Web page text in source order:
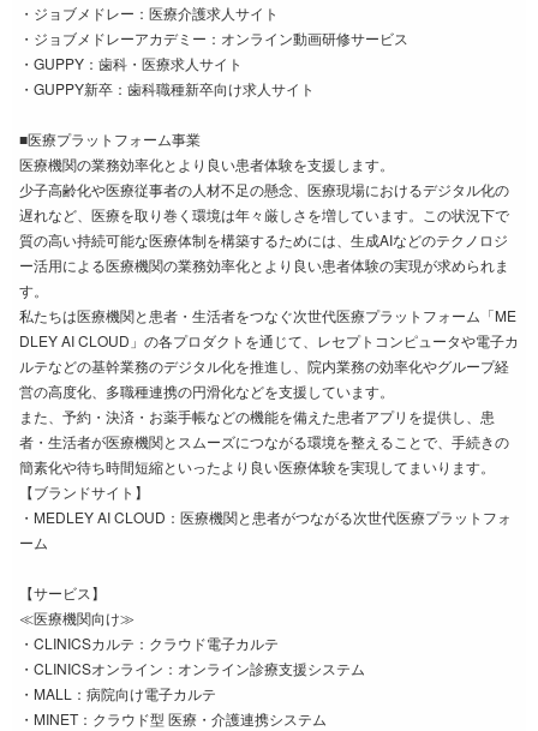
・ジョブメドレー：医療介護求人サイト
・ジョブメドレーアカデミー：オンライン動画研修サービス
・GUPPY：歯科・医療求人サイト
・GUPPY新卒：歯科職種新卒向け求人サイト
■医療プラットフォーム事業
医療機関の業務効率化とより良い患者体験を支援します。
少子高齢化や医療従事者の人材不足の懸念、医療現場におけるデジタル化の
遅れなど、医療を取り巻く環境は年々厳しさを増しています。この状況下で
質の高い持続可能な医療体制を構築するためには、生成AIなどのテクノロジ
ー活用による医療機関の業務効率化とより良い患者体験の実現が求められま
す。
私たちは医療機関と患者・生活者をつなぐ次世代医療プラットフォーム「ME
DLEY AI CLOUD」の各プロダクトを通じて、レセプトコンピュータや電子カ
ルテなどの基幹業務のデジタル化を推進し、院内業務の効率化やグループ経
営の高度化、多職種連携の円滑化などを支援しています。
また、予約・決済・お薬手帳などの機能を備えた患者アプリを提供し、患
者・生活者が医療機関とスムーズにつながる環境を整えることで、手続きの
簡素化や待ち時間短縮といったより良い医療体験を実現してまいります。
【ブランドサイト】
・MEDLEY AI CLOUD：医療機関と患者がつながる次世代医療プラットフォ
ーム
【サービス】
≪医療機関向け≫
・CLINICSカルテ：クラウド電子カルテ
・CLINICSオンライン：オンライン診療支援システム
・MALL：病院向け電子カルテ
・MINET：クラウド型 医療・介護連携システム